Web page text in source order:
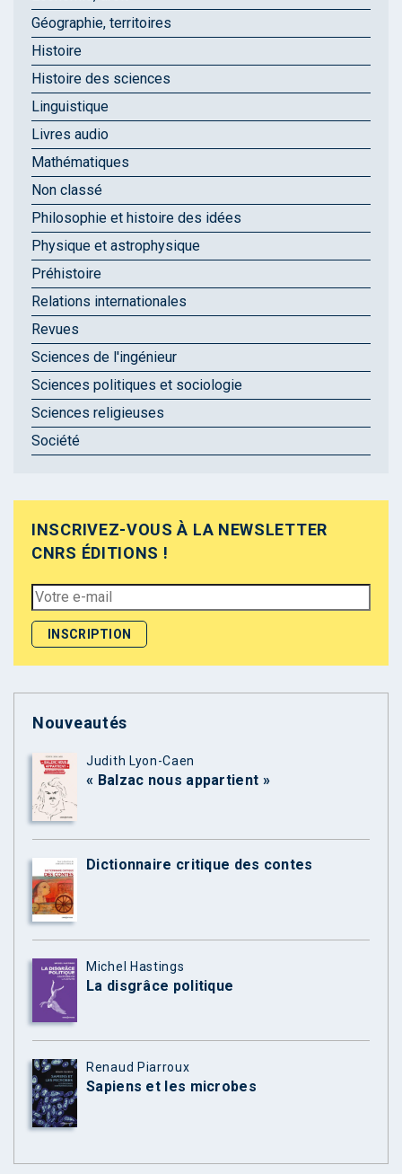
Géographie, territoires
Histoire
Histoire des sciences
Linguistique
Livres audio
Mathématiques
Non classé
Philosophie et histoire des idées
Physique et astrophysique
Préhistoire
Relations internationales
Revues
Sciences de l'ingénieur
Sciences politiques et sociologie
Sciences religieuses
Société
INSCRIVEZ-VOUS À LA NEWSLETTER
CNRS ÉDITIONS !
Nouveautés
Judith Lyon-Caen
« Balzac nous appartient »
Dictionnaire critique des contes
Michel Hastings
La disgrâce politique
Renaud Piarroux
Sapiens et les microbes